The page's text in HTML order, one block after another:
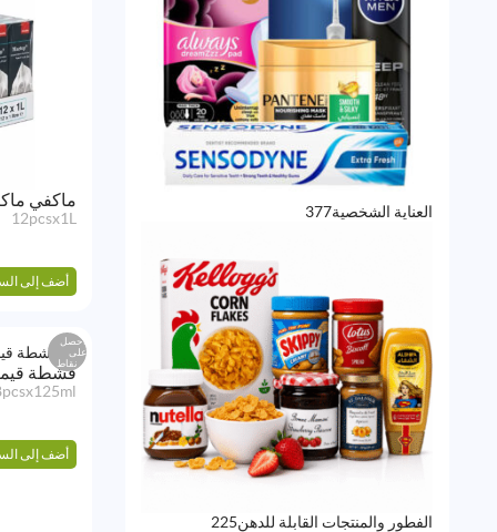
العناية الشخصية377
377
الفطور والمنتجات القابلة للدهن225
225
ماكفي
12pcsx1L
أضف إلى
احصل
على
نقاط
قشطة
أضف إلى